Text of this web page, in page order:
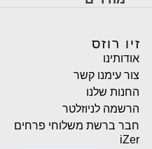
זיו רוזס
אודותינו
צור עימנו קשר
החנות שלנו
הרשמה לניוזלטר
חבר ברשת משלוחי פרחים
iZer